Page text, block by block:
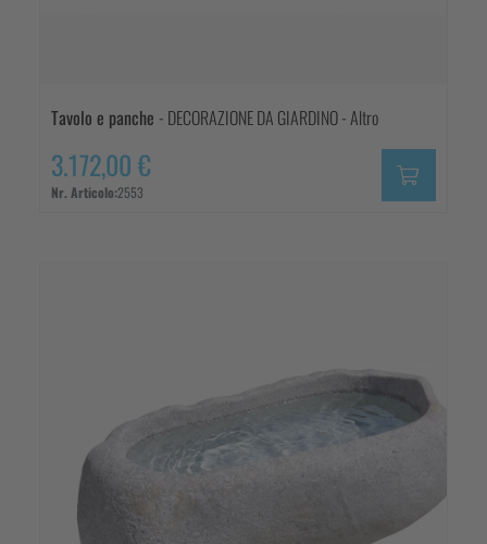
Tavolo e panche - DECORAZIONE DA GIARDINO - Altro
3.172,00 €
Nr. Articolo:2553